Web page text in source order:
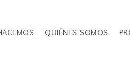
QUIÉNES SOMOS